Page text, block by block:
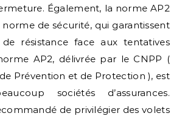
Également, la norme AP2
de sécurité, qui garantissent
résistance face aux tentatives
AP2, délivrée par le CNPP (
Prévention et de Protection ), est
sociétés d’assurances.
de privilégier des volets